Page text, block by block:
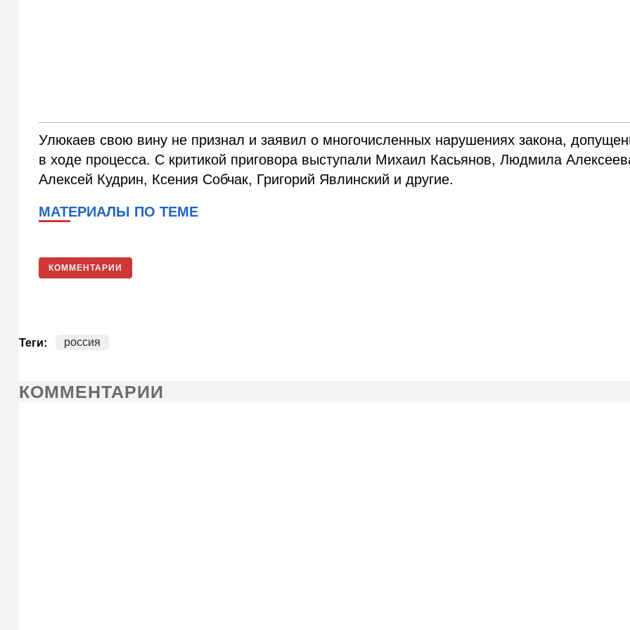
Улюкаев свою вину не признал и заявил о многочисленных нарушениях закона,
в ходе процесса. С критикой приговора выступали Михаил Касьянов, Людмила
Алексей Кудрин, Ксения Собчак, Григорий Явлинский и другие.
МАТЕРИАЛЫ ПО ТЕМЕ
КОММЕНТАРИИ
Теги: россия
КОММЕНТАРИИ